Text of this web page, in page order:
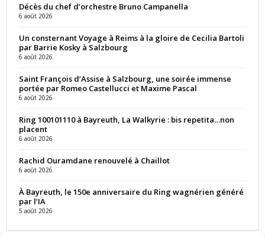
Décès du chef d’orchestre Bruno Campanella
6 août 2026
Un consternant Voyage à Reims à la gloire de Cecilia Bartoli
par Barrie Kosky à Salzbourg
6 août 2026
Saint François d’Assise à Salzbourg, une soirée immense
portée par Romeo Castellucci et Maxime Pascal
6 août 2026
Ring 100101110 à Bayreuth, La Walkyrie : bis repetita…non
placent
6 août 2026
Rachid Ouramdane renouvelé à Chaillot
6 août 2026
À Bayreuth, le 150e anniversaire du Ring wagnérien généré
par l’IA
5 août 2026